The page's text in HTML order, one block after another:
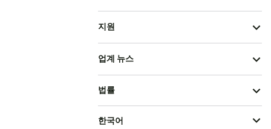
지원
업계 뉴스
법률
한국어